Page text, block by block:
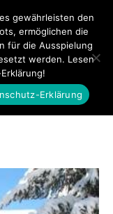
gewährleisten den
ermöglichen die
für die Ausspielung
werden. Lesen
Erklärung